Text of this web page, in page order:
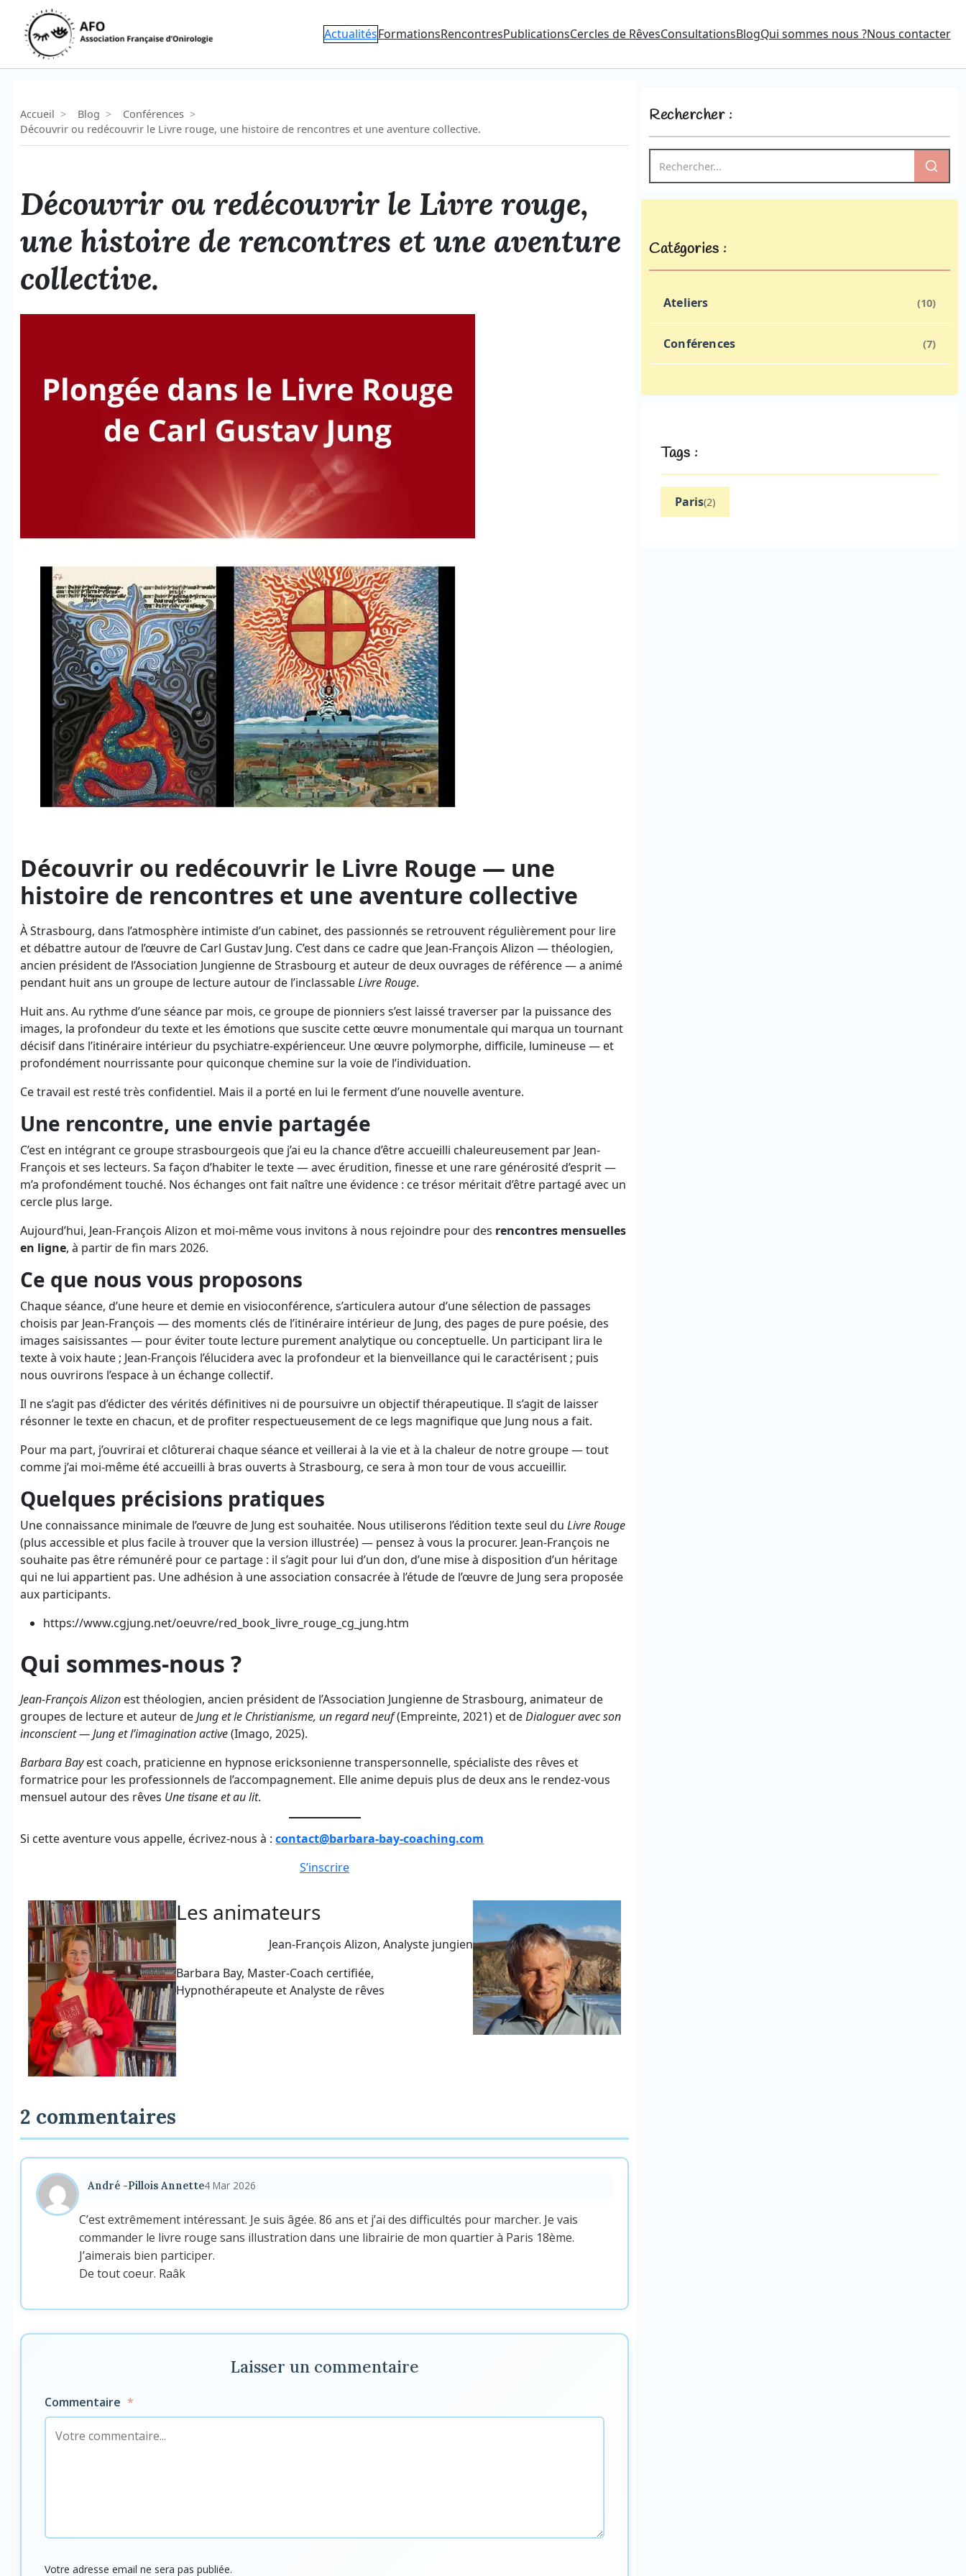
contenu
ActualitésFormationsRencontresPublicationsCercles de RêvesConsultationsBlogQui sommes nous ?Nous contacter
Accueil > Blog > Conférences >
Découvrir ou redécouvrir le Livre rouge, une histoire de rencontres et une aventure collective.
Découvrir ou redécouvrir le Livre rouge,
une histoire de rencontres et une aventure
collective.
Découvrir ou redécouvrir le Livre Rouge — une
histoire de rencontres et une aventure collective
À Strasbourg, dans l’atmosphère intimiste d’un cabinet, des passionnés se retrouvent régulièrement pour lire
et débattre autour de l’œuvre de Carl Gustav Jung. C’est dans ce cadre que Jean-François Alizon — théologien,
ancien président de l’Association Jungienne de Strasbourg et auteur de deux ouvrages de référence — a animé
pendant huit ans un groupe de lecture autour de l’inclassableLivre Rouge.
Huit ans. Au rythme d’une séance par mois, ce groupe de pionniers s’est laissé traverser par la puissance des
images, la profondeur du texte et les émotions que suscite cette œuvre monumentale qui marqua un tournant
décisif dans l’itinéraire intérieur du psychiatre-expérienceur. Une œuvre polymorphe, difficile, lumineuse — et
profondément nourrissante pour quiconque chemine sur la voie de l’individuation.
Ce travail est resté très confidentiel. Mais il a porté en lui le ferment d’une nouvelle aventure.
Une rencontre, une envie partagée
C’est en intégrant ce groupe strasbourgeois que j’ai eu la chance d’être accueilli chaleureusement par Jean-
François et ses lecteurs. Sa façon d’habiter le texte — avec érudition, finesse et une rare générosité d’esprit —
m’a profondément touché. Nos échanges ont fait naître une évidence : ce trésor méritait d’être partagé avec un
cercle plus large.
Aujourd’hui, Jean-François Alizon et moi-même vous invitons à nous rejoindre pour des rencontres mensuelles
en ligne, à partir de fin mars 2026.
Ce que nous vous proposons
Chaque séance, d’une heure et demie en visioconférence, s’articulera autour d’une sélection de passages
choisis par Jean-François — des moments clés de l’itinéraire intérieur de Jung, des pages de pure poésie, des
images saisissantes — pour éviter toute lecture purement analytique ou conceptuelle. Un participant lira le
texte à voix haute ; Jean-François l’élucidera avec la profondeur et la bienveillance qui le caractérisent ; puis
nous ouvrirons l’espace à un échange collectif.
Il ne s’agit pas d’édicter des vérités définitives ni de poursuivre un objectif thérapeutique. Il s’agit de laisser
résonner le texte en chacun, et de profiter respectueusement de ce legs magnifique que Jung nous a fait.
Pour ma part, j’ouvrirai et clôturerai chaque séance et veillerai à la vie et à la chaleur de notre groupe — tout
comme j’ai moi-même été accueilli à bras ouverts à Strasbourg, ce sera à mon tour de vous accueillir.
Quelques précisions pratiques
Une connaissance minimale de l’œuvre de Jung est souhaitée. Nous utiliserons l’édition texte seul duLivre Rouge
(plus accessible et plus facile à trouver que la version illustrée) — pensez à vous la procurer. Jean-François ne
souhaite pas être rémunéré pour ce partage : il s’agit pour lui d’un don, d’une mise à disposition d’un héritage
qui ne lui appartient pas. Une adhésion à une association consacrée à l’étude de l’œuvre de Jung sera proposée
aux participants.
https://www.cgjung.net/oeuvre/red_book_livre_rouge_cg_jung.htm
Qui sommes-nous ?
Jean-François Alizon est théologien, ancien président de l’Association Jungienne de Strasbourg, animateur de
groupes de lecture et auteur deJung et le Christianisme, un regard neuf(Empreinte, 2021) et deDialoguer avec son
inconscient — Jung et l’imagination active(Imago, 2025).
Barbara Bayest coach, praticienne en hypnose ericksonienne transpersonnelle, spécialiste des rêves et
formatrice pour les professionnels de l’accompagnement. Elle anime depuis plus de deux ans le rendez-vous
mensuel autour des rêves Une tisane et au lit.
Si cette aventure vous appelle, écrivez-nous à :contact@barbara-bay-coaching.com
S’inscrire
Les animateurs
Jean-François Alizon, Analyste jungien
Barbara Bay, Master-Coach certifiée,
Hypnothérapeute et Analyste de rêves
2 commentaires
André -Pillois Annette4 Mar 2026
C’est extrêmement intéressant. Je suis âgée. 86 ans et j’ai des difficultés pour marcher. Je vais
commander le livre rouge sans illustration dans une librairie de mon quartier à Paris 18ème.
J’aimerais bien participer.
De tout coeur. Raâk
Laisser un commentaire
Commentaire *
Votre adresse email ne sera pas publiée.
Rechercher :
Catégories :
Ateliers (10)
Conférences (7)
Tags :
Paris(2)